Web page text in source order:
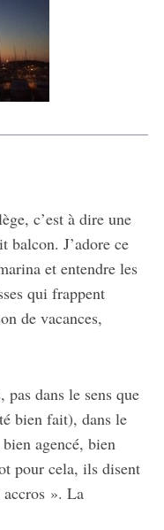
c’est à dire une
balcon. J’adore ce
et entendre les
qui frappent
de vacances,
pas dans le sens que
bien fait), dans le
agencé, bien
pour cela, ils disent
». La